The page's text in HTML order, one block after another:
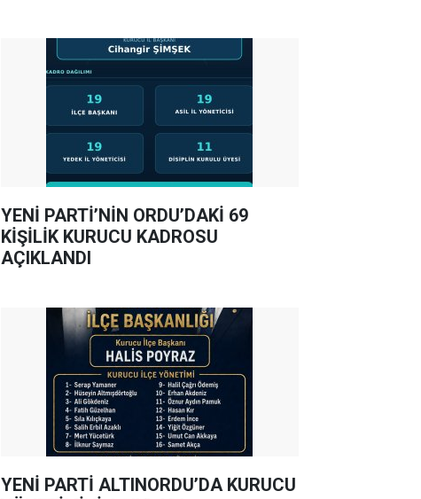
YENİ PARTİ’NİN ORDU’DAKİ 69
KİŞİLİK KURUCU KADROSU
AÇIKLANDI
YENİ PARTİ ALTINORDU’DA KURUCU